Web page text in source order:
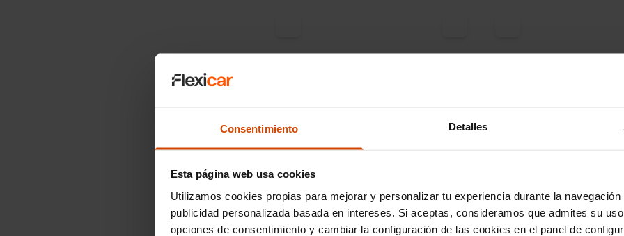
Consentimiento Detalles
Esta página web usa cookies
Utilizamos cookies propias para mejorar y personalizar tu experiencia durante la
publicidad personalizada basada en intereses. Si aceptas, consideramos que admites su
opciones de consentimiento y cambiar la configuración de las cookies en el panel de
Auto
2024 75.656 km
Híbrido no
enchufable
Automática